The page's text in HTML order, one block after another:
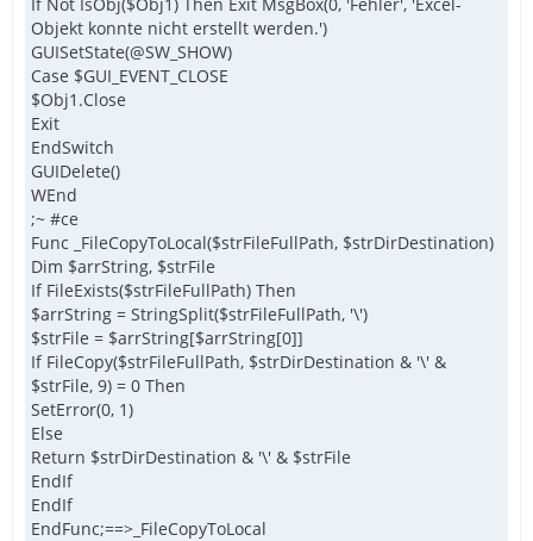
Objekt konnte nicht erstellt werden.')
GUISetState(@SW_SHOW)
Case $GUI_EVENT_CLOSE
$Obj1.Close
Exit
EndSwitch
GUIDelete()
WEnd
;~ #ce
Func _FileCopyToLocal($strFileFullPath, $strDirDestination)
Dim $arrString, $strFile
If FileExists($strFileFullPath) Then
$arrString = StringSplit($strFileFullPath, '\')
$strFile = $arrString[$arrString[0]]
If FileCopy($strFileFullPath, $strDirDestination & '\' &
$strFile, 9) = 0 Then
SetError(0, 1)
Else
Return $strDirDestination & '\' & $strFile
EndIf
EndIf
EndFunc;==>_FileCopyToLocal